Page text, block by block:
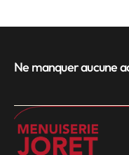
Ne manquer aucune